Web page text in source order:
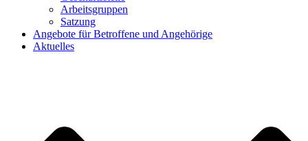
Arbeitsgruppen
Satzung
Angebote für Betroffene und Angehörige
Aktuelles